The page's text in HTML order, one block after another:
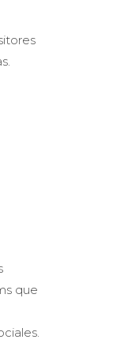
que